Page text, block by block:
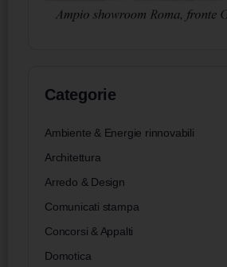
Categorie
Ambiente & Energie rinnovabili
Architettura
Arredo & Design
Comunicati stampa
Concorsi & Appalti
Domotica